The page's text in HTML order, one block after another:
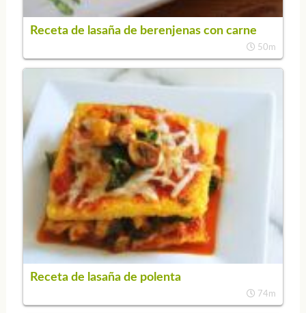
Receta de lasaña de berenjenas con carne
50m
Receta de lasaña de polenta
74m